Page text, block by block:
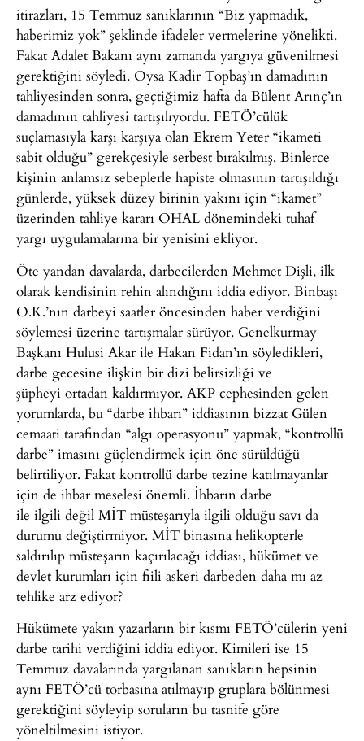
itirazları, 15 Temmuz sanıklarının “Biz yapmadık,
haberimiz yok” şeklinde ifadeler vermelerine yönelikti.
Fakat Adalet Bakanı aynı zamanda yargıya güvenilmesi
gerektiğini söyledi. Oysa Kadir Topbaş’ın damadının
tahliyesinden sonra, geçtiğimiz hafta da Bülent Arınç’ın
damadının tahliyesi tartışılıyordu. FETÖ’cülük
suçlamasıyla karşı karşıya olan Ekrem Yeter “ikameti
sabit olduğu” gerekçesiyle serbest bırakılmış. Binlerce
kişinin anlamsız sebeplerle hapiste olmasının tartışıldığı
günlerde, yüksek düzey birinin yakını için “ikamet”
üzerinden tahliye kararı OHAL dönemindeki tuhaf
yargı uygulamalarına bir yenisini ekliyor.
Öte yandan davalarda, darbecilerden Mehmet Dişli, ilk
olarak kendisinin rehin alındığını iddia ediyor. Binbaşı
O.K.’nın darbeyi saatler öncesinden haber verdiğini
söylemesi üzerine tartışmalar sürüyor. Genelkurmay
Başkanı Hulusi Akar ile Hakan Fidan’ın söyledikleri,
darbe gecesine ilişkin bir dizi belirsizliği ve
şüpheyi ortadan kaldırmıyor. AKP cephesinden gelen
yorumlarda, bu “darbe ihbarı” iddiasının bizzat Gülen
cemaati tarafından “algı operasyonu” yapmak, “kontrollü
darbe” imasını güçlendirmek için öne sürüldüğü
belirtiliyor. Fakat kontrollü darbe tezine katılmayanlar
için de ihbar meselesi önemli. İhbarın darbe
ile ilgili değil MİT müsteşarıyla ilgili olduğu savı da
durumu değiştirmiyor. MİT binasına helikopterle
saldırılıp müsteşarın kaçırılacağı iddiası, hükümet ve
devlet kurumları için fiili askeri darbeden daha mı az
tehlike arz ediyor?
Hükümete yakın yazarların bir kısmı FETÖ’cülerin yeni
darbe tarihi verdiğini iddia ediyor. Kimileri ise 15
Temmuz davalarında yargılanan sanıkların hepsinin
aynı FETÖ’cü torbasına atılmayıp gruplara bölünmesi
gerektiğini söyleyip soruların bu tasnife göre
yöneltilmesini istiyor.